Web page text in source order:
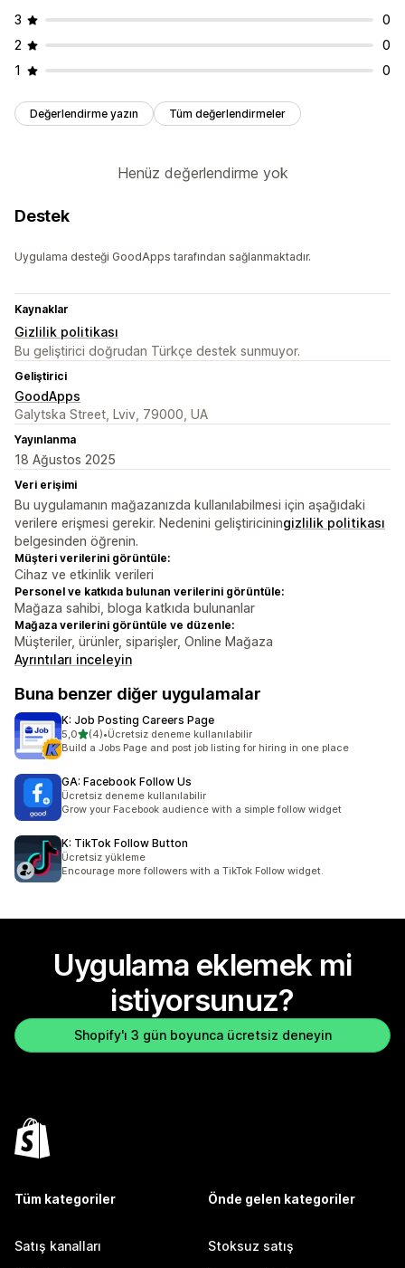
3
0
2
0
1
0
Değerlendirme yazın Tüm değerlendirmeler
Henüz değerlendirme yok
Destek
Uygulama desteği GoodApps tarafından sağlanmaktadır.
Kaynaklar
Gizlilik politikası
Bu geliştirici doğrudan Türkçe destek sunmuyor.
Geliştirici
GoodApps
Galytska Street, Lviv, 79000, UA
Yayınlanma
18 Ağustos 2025
Veri erişimi
Bu uygulamanın mağazanızda kullanılabilmesi için aşağıdaki
verilere erişmesi gerekir. Nedenini geliştiriciningizlilik politikası
belgesinden öğrenin.
Müşteri verilerini görüntüle:
Cihaz ve etkinlik verileri
Personel ve katkıda bulunan verilerini görüntüle:
Mağaza sahibi, bloga katkıda bulunanlar
Mağaza verilerini görüntüle ve düzenle:
Müşteriler, ürünler, siparişler, Online Mağaza
Ayrıntıları inceleyin
Buna benzer diğer uygulamalar
K: Job Posting Careers Page
5,05 yıldız üzerinden
(4)
toplam 4 değerlendirme
•Ücretsiz deneme kullanılabilir
Build a Jobs Page and post job listing for hiring in one place
GA: Facebook Follow Us
Ücretsiz deneme kullanılabilir
Grow your Facebook audience with a simple follow widget
K: TikTok Follow Button
Ücretsiz yükleme
Encourage more followers with a TikTok Follow widget.
Uygulama eklemek mi
istiyorsunuz?
Shopify'ı 3 gün boyunca ücretsiz deneyin
Tüm kategoriler
Satış kanalları
Önde gelen kategoriler
Stoksuz satış